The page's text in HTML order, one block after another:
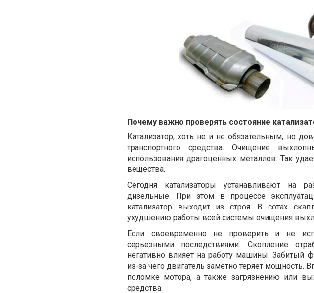
Почему важно проверять состояние
Катализатор, хоть не и не обязательным, но
транспортного средства. Очищение
использования драгоценных металлов. Так
вещества.
Сегодня катализаторы устанавливают на
дизельные. При этом в процессе
катализатор выходит из строя. В сотах
ухудшению работы всей системы очищения
Если своевременно не проверить и не
серьезными последствиями. Скопление
негативно влияет на работу машины.
из-за чего двигатель заметно теряет мощность.
поломке мотора, а также загрязнению или
средства.